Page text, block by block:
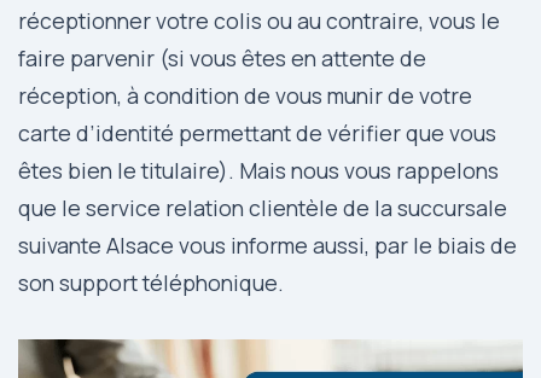
réceptionner votre colis ou au contraire, vous le
faire parvenir (si vous êtes en attente de
réception, à condition de vous munir de votre
carte d’identité permettant de vérifier que vous
êtes bien le titulaire). Mais nous vous rappelons
que le service relation clientèle de la succursale
suivante Alsace vous informe aussi, par le biais de
son support téléphonique.